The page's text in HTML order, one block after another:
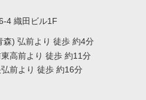
4 織田ビル1F
森) 弘前より 徒歩 約4分
高前より 徒歩 約11分
前より 徒歩 約16分